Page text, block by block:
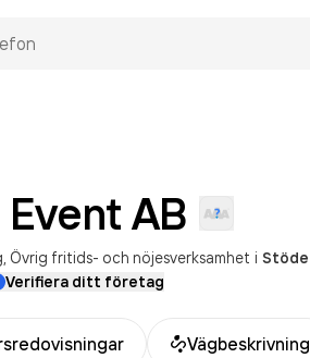
AB
Övrig fritids- och nöjesverksamhet i Stöde
Verifiera ditt företag
Vägbeskrivning